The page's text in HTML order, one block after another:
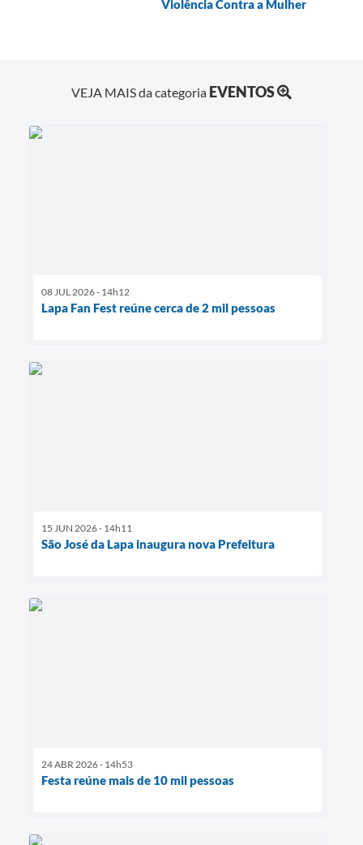
Violência Contra a Mulher
VEJA MAIS da categoria EVENTOS
08 JUL 2026 - 14h12
Lapa Fan Fest reúne cerca de 2 mil pessoas
15 JUN 2026 - 14h11
São José da Lapa inaugura nova Prefeitura
24 ABR 2026 - 14h53
Festa reúne mais de 10 mil pessoas